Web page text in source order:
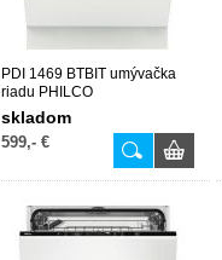
PDI 1469 BTBIT umývačka
riadu PHILCO
skladom
599,- €